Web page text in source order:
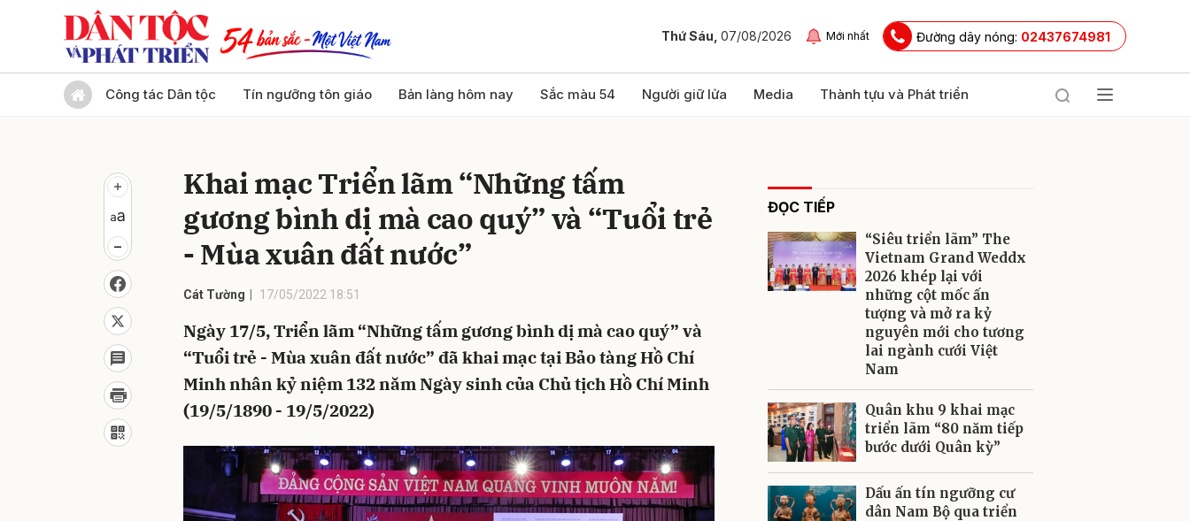
Thứ Sáu, 07/08/2026 Mới nhất Đường dây nóng: 02437674981
Công tác Dân tộc Tín ngưỡng tôn giáo Bản làng hôm nay Sắc màu 54 Người giữ lửa Media Thành tựu và Phát triển
Khai mạc Triển lãm “Những tấm
gương bình dị mà cao quý” và “Tuổi trẻ
- Mùa xuân đất nước”
Cát Tường 17/05/2022 18:51
Ngày 17/5, Triển lãm “Những tấm gương bình dị mà cao quý” và
“Tuổi trẻ - Mùa xuân đất nước” đã khai mạc tại Bảo tàng Hồ Chí
Minh nhân kỷ niệm 132 năm Ngày sinh của Chủ tịch Hồ Chí Minh
(19/5/1890 - 19/5/2022)
ĐỌC TIẾP
“Siêu triển lãm” The
Vietnam Grand Weddx
2026 khép lại với
những cột mốc ấn
tượng và mở ra kỷ
nguyên mới cho tương
lai ngành cưới Việt
Nam
Quân khu 9 khai mạc
triển lãm “80 năm tiếp
bước dưới Quân kỳ”
Dấu ấn tín ngưỡng cư
dân Nam Bộ qua triển
Gửi bình luận
Gửi